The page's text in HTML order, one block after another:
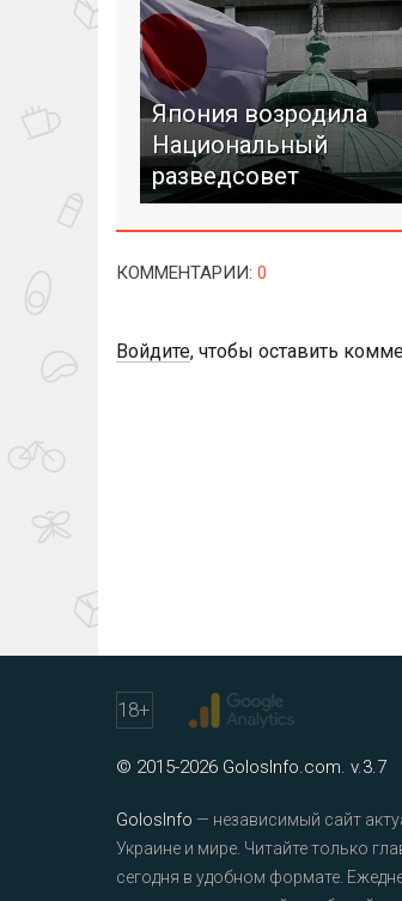
Япония возродила
Национальный
разведсовет
КОММЕНТАРИИ: 0
Войдите, чтобы оставить
18+
© 2015-2026 GolosInfo.com. v.3.7
GolosInfo — независимый сайт
Украине и мире. Читайте только
сегодня в удобном формате.